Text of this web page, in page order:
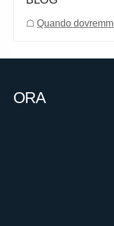
☖Quando
ORA